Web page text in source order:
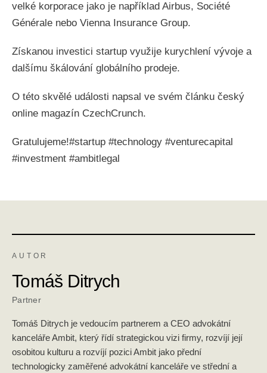
velké korporace jako je například Airbus, Société
Générale nebo Vienna Insurance Group.
Získanou investici startup využije kurychlení vývoje a
dalšímu škálování globálního prodeje.
O této skvělé události napsal ve svém článku český
online magazín CzechCrunch.
Gratulujeme!#startup #technology #venturecapital
#investment #ambitlegal
AUTOR
Tomáš Ditrych
Partner
Tomáš Ditrych je vedoucím partnerem a CEO advokátní
kanceláře Ambit, který řídí strategickou vizi firmy, rozvíjí její
osobitou kulturu a rozvíjí pozici Ambit jako přední
technologicky zaměřené advokátní kanceláře ve střední a